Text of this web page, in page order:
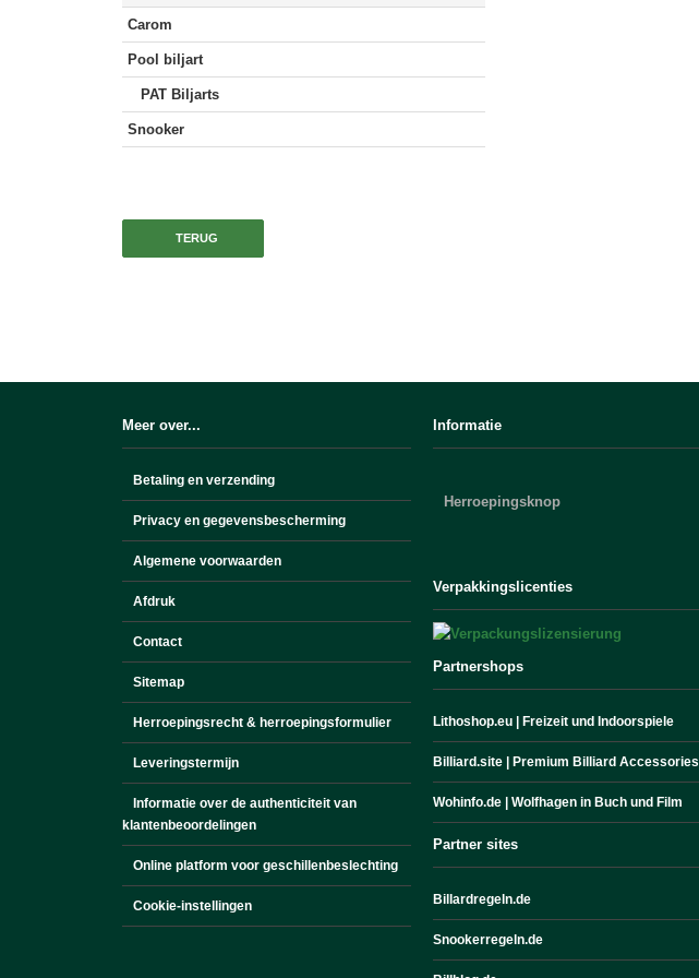
Carom
Pool biljart
PAT Biljarts
Snooker
TERUG
Meer over...
Betaling en verzending
Privacy en gegevensbescherming
Algemene voorwaarden
Afdruk
Contact
Sitemap
Herroepingsrecht & herroepingsformulier
Leveringstermijn
Informatie over de authenticiteit van
klantenbeoordelingen
Online platform voor geschillenbeslechting
Cookie-instellingen
Informatie
Herroepingsknop
Verpakkingslicenties
Partnershops
Lithoshop.eu | Freizeit und Indoorspiele
Billiard.site | Premium Billiard Accessories
Wohinfo.de | Wolfhagen in Buch und Film
Partner sites
Billardregeln.de
Snookerregeln.de